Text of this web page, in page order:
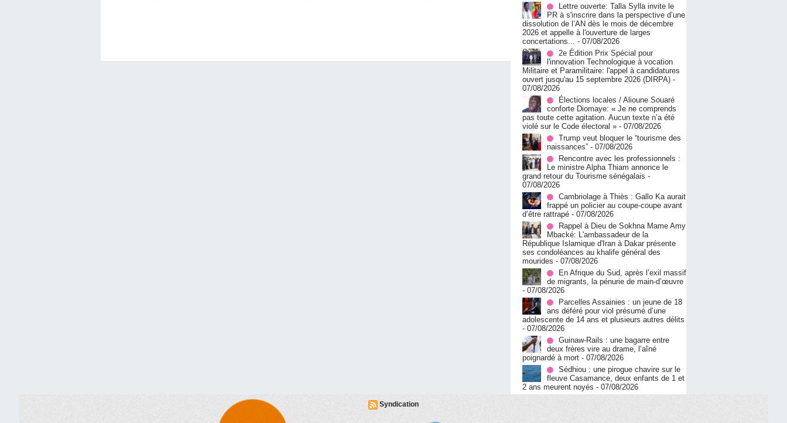
Lettre ouverte: Talla Sylla invite le
PR à s'inscrire dans la perspective d’une
dissolution de l’AN dès le mois de décembre
2026 et appelle à l'ouverture de larges
concertations... - 07/08/2026
2e Édition Prix Spécial pour
l'innovation Technologique à vocation
Militaire et Paramilitaire: l'appel à candidatures
ouvert jusqu'au 15 septembre 2026 (DIRPA) -
07/08/2026
Élections locales / Alioune Souaré
conforte Diomaye: « Je ne comprends
pas toute cette agitation. Aucun texte n’a été
violé sur le Code électoral » - 07/08/2026
Trump veut bloquer le “tourisme des
naissances” - 07/08/2026
Rencontre avec les professionnels :
Le ministre Alpha Thiam annonce le
grand retour du Tourisme sénégalais -
07/08/2026
Cambriolage à Thiès : Gallo Ka aurait
frappé un policier au coupe-coupe avant
d’être rattrapé - 07/08/2026
Rappel à Dieu de Sokhna Mame Amy
Mbacké: L'ambassadeur de la
République Islamique d'Iran à Dakar présente
ses condoléances au khalife général des
mourides - 07/08/2026
En Afrique du Sud, après l’exil massif
de migrants, la pénurie de main-d’œuvre
- 07/08/2026
Parcelles Assainies : un jeune de 18
ans déféré pour viol présumé d’une
adolescente de 14 ans et plusieurs autres délits
- 07/08/2026
Guinaw-Rails : une bagarre entre
deux frères vire au drame, l’aîné
poignardé à mort - 07/08/2026
Sédhiou : une pirogue chavire sur le
fleuve Casamance, deux enfants de 1 et
2 ans meurent noyés - 07/08/2026
Syndication